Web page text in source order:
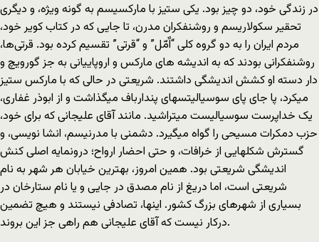
در زندگی خود، دو چیز بود. یکی ستیز با مارکسیسم به گونه ویژه، و دیگری
تحقیر سکولاریسم و روشنفکران مدرن، تا جایی که در کتاب کویر خود،
مردم ایران را به دو گروه کلی “اٌمّل” و “قرتی” تقسیم کرده بود. قرتی‌ها،
روشنفکرانی بودند که به اندیشه های مارکس و اروپاییانی به جز گورویچ و
دار دسته او کشش اندیشگی داشتند. شریعتی در حالی که با مارکس ستیز
میکرد، پا جای پای سوسیالیتسهای پندارباف میگذاشت و از ابوذر غفاری،
یک خداپرست سوسیالیست میتراشید. مانند آقای علیجانی که برای خود،
حزب دمکرات مسیحی را گواه میگیرد. دشمنی با مدرنیسم، انشا نویسی، و
گسترش شکلهایی از خرافات، و حتی احضار ارواح؛ درونمایه اصلی کنش
اندیشگی شریعتی بود. همین امروز، بهترین خیابان هر شهر به نام
شریعتی است، اما دریغ از نام مصدق در جایی و یا نام ستارخان در
بسیاری از شهرهای بزرگ کشور. اینها، تصادفی نیستند و هیچ تضمین
درکار نیست که آقای علیجانی هم راهی جز این بروند.